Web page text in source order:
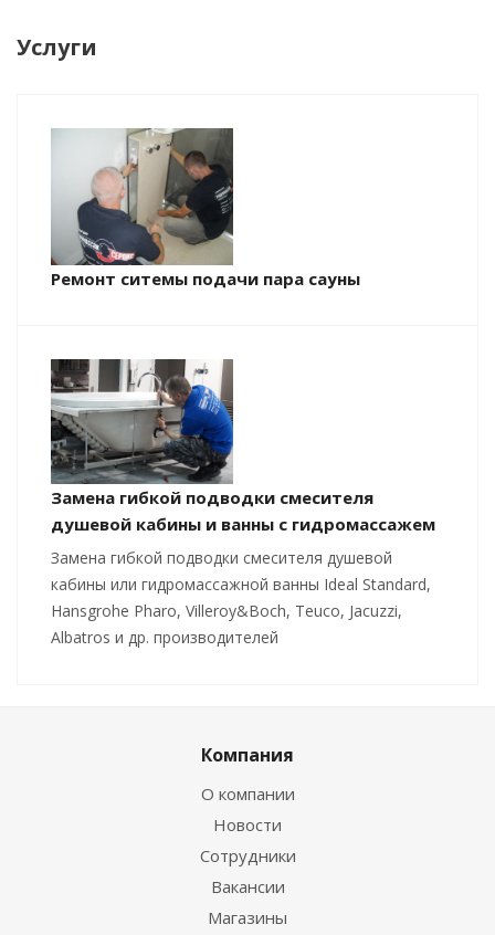
Услуги
Ремонт ситемы подачи пара сауны
Замена гибкой подводки смесителя
душевой кабины и ванны с гидромассажем
Замена гибкой подводки смесителя душевой
кабины или гидромассажной ванны Ideal Standard,
Hansgrohe Pharo, Villeroy&Boch, Teuco, Jacuzzi,
Albatros и др. производителей
Компания
О компании
Новости
Сотрудники
Вакансии
Магазины